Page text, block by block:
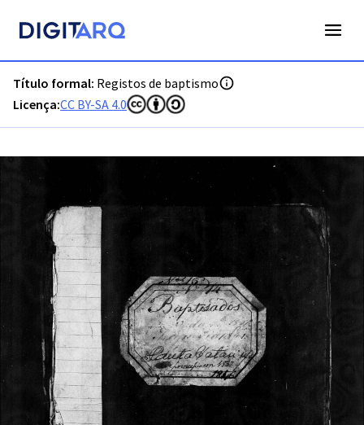
Título formal: Registos de baptismo
Licença:CC BY-SA 4.0